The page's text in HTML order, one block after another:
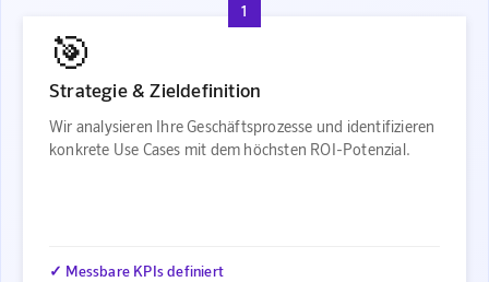
1
🎯
Strategie & Zieldefinition
Wir analysieren Ihre Geschäftsprozesse und identifizieren
konkrete Use Cases mit dem höchsten ROI-Potenzial.
✓ Messbare KPIs definiert